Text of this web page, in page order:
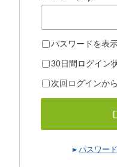
パスワードを表
30日間ログイン
次回ログインか
パスワー